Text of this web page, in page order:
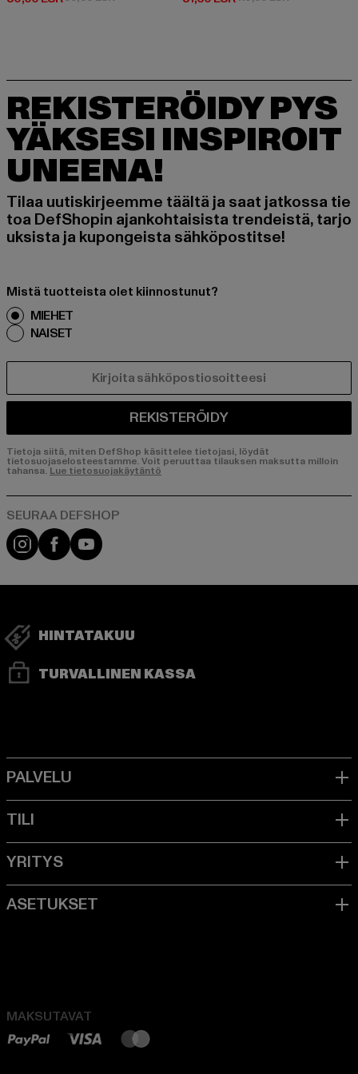
REKISTERÖIDY PYS
YÄKSESI INSPIROIT
UNEENA!
Tilaa uutiskirjeemme täältä ja saat jatkossa tie
toa DefShopin ajankohtaisista trendeistä, tarjo
uksista ja kupongeista sähköpostitse!
Mistä tuotteista olet kiinnostunut?
MIEHET
NAISET
REKISTERÖIDY
Tietoja siitä, miten DefShop käsittelee tietojasi, löydät
tietosuojaselosteestamme. Voit peruuttaa tilauksen maksutta milloin
tahansa. Lue tietosuojakäytäntö
Visit our Instagram page:
Visit our Facebook page:
Visit our YouTube channel:
HINTATAKUU
TURVALLINEN KASSA
MAKSUTAVAT